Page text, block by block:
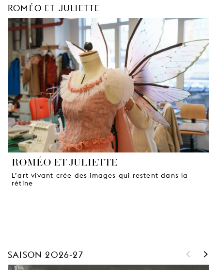
VISITE
JEUNE
PUBLIC
LA
MONNAIE
NOUS
SOUTENIR
ROMÉO ET JULIETTE
ROMÉO ET JULIETTE
L’art vivant crée des images qui restent dans la
rétine
SAISON 2026-27 < >